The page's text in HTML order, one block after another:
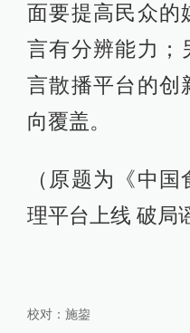
面要提高民众的
言有分辨能力；
言散播平台的创
向覆盖。
（原题为《中
理平台上线 破局
校对： 施鋆